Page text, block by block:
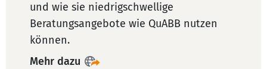
und wie sie niedrigschwellige
Beratungsangebote wie QuABB nutzen
können.
Mehr dazu